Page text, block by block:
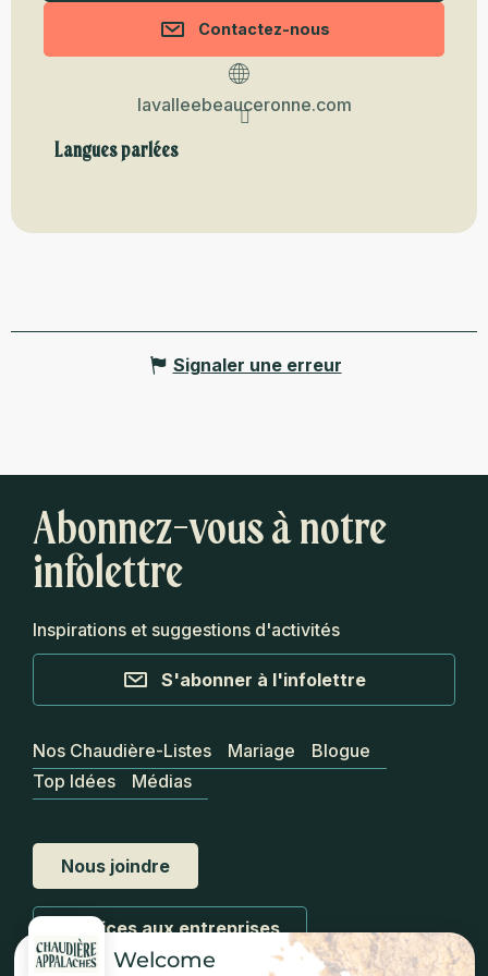
Contactez-nous
lavalleebeauceronne.com
Langues parlées
Langues parlées
Signaler une erreur
Abonnez-vous à notre
infolettre
Inspirations et suggestions d'activités
S'abonner à l'infolettre
Nous joindre
Services aux entreprises
Nos Chaudière-Listes Mariage
Blogue
Top Idées
Médias
Welcome